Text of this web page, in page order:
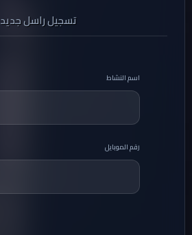
تسجيل راسل جديد
اسم النشاط
رقم الموبايل